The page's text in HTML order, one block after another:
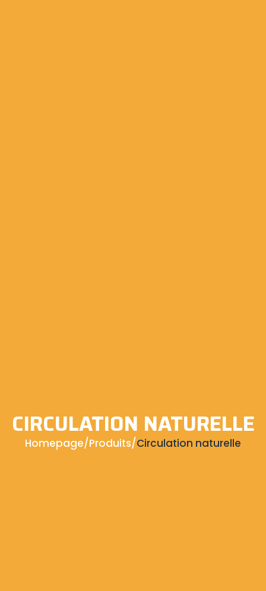
CIRCULATION NATURELLE
Homepage/Produits/Circulation naturelle